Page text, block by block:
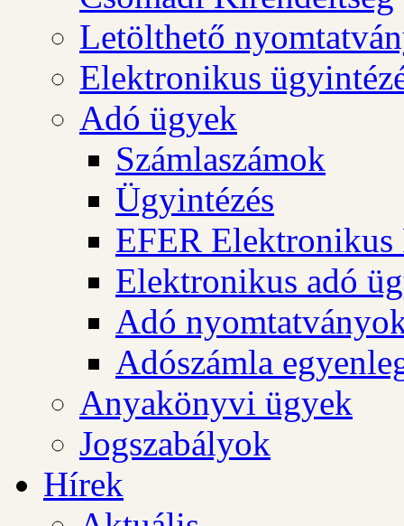
Letölthető
Elektronikus
Adó ügyek
Számlaszámok
Ügyintézés
EFER Elektronikus
Elektronikus adó
Adó
Adószámla
Anyakönyvi ügyek
Jogszabályok
Hírek